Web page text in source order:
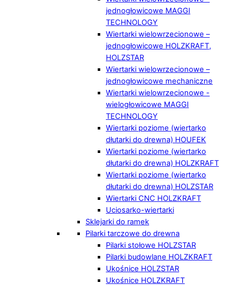
jednogłowicowe MAGGI
TECHNOLOGY
Wiertarki wielowrzecionowe –
jednogłowicowe HOLZKRAFT,
HOLZSTAR
Wiertarki wielowrzecionowe –
jednogłowicowe mechaniczne
Wiertarki wielowrzecionowe -
wielogłowicowe MAGGI
TECHNOLOGY
Wiertarki poziome (wiertarko
dłutarki do drewna) HOUFEK
Wiertarki poziome (wiertarko
dłutarki do drewna) HOLZKRAFT
Wiertarki poziome (wiertarko
dłutarki do drewna) HOLZSTAR
Wiertarki CNC HOLZKRAFT
Uciosarko-wiertarki
Sklejarki do ramek
Pilarki tarczowe do drewna
Pilarki stołowe HOLZSTAR
Pilarki budowlane HOLZKRAFT
Ukośnice HOLZSTAR
Ukośnice HOLZKRAFT